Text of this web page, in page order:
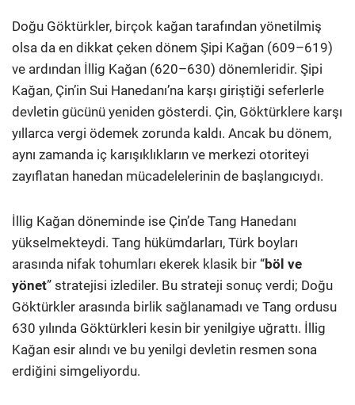
Doğu Göktürkler, birçok kağan tarafından yönetilmiş
olsa da en dikkat çeken dönem Şipi Kağan (609–619)
ve ardından İllig Kağan (620–630) dönemleridir. Şipi
Kağan, Çin’in Sui Hanedanı’na karşı giriştiği seferlerle
devletin gücünü yeniden gösterdi. Çin, Göktürklere karşı
yıllarca vergi ödemek zorunda kaldı. Ancak bu dönem,
aynı zamanda iç karışıklıkların ve merkezi otoriteyi
zayıflatan hanedan mücadelelerinin de başlangıcıydı.
İllig Kağan döneminde ise Çin’de Tang Hanedanı
yükselmekteydi. Tang hükümdarları, Türk boyları
arasında nifak tohumları ekerek klasik bir “böl ve
yönet” stratejisi izlediler. Bu strateji sonuç verdi; Doğu
Göktürkler arasında birlik sağlanamadı ve Tang ordusu
630 yılında Göktürkleri kesin bir yenilgiye uğrattı. İllig
Kağan esir alındı ve bu yenilgi devletin resmen sona
erdiğini simgeliyordu.